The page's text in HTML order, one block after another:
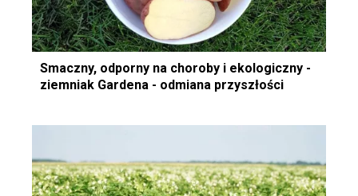
Smaczny, odporny na choroby i ekologiczny -
ziemniak Gardena - odmiana przyszłości